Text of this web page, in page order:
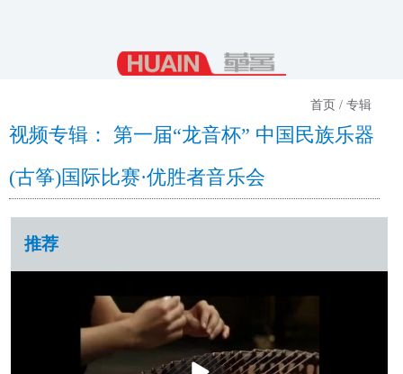
首页 / 专辑
视频专辑： 第一届“龙音杯” 中国民族乐器
(古筝)国际比赛·优胜者音乐会
推荐
播
放